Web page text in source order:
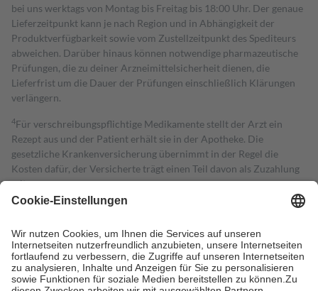
bei uns werktags von Montag bis Freitag bis 18:00 Uhr. Der genaue
Lieferzeitpunkt kann je nach Region und in Abhängigkeit der
Produktverfügbarkeit sowie vom Zustellzeitpunkt des Spediteurs
abweichen. Darüber hinaus können notwendige pharmazeutische
Prüfungen, die zu deiner Arzneimittelsicherheit dienen, die
Lieferfrist um die Dauer der Prüfungen einschließlich Klärungen
verlängern.
4Für verschreibungspflichtige Medikamente stellt der Arzt ein
Rezept aus und der Patient erhält sie in der Apotheke. Die
gesetzliche Krankenversicherung übernimmt in der Regel die
Kosten dafür, der Versicherte trägt einen Teil davon als Zuzahlung
mit.
Grundsätzlich leisten Mitglieder Zuzahlungen in Höhe von zehn
höchstens zehn Euro.
Es sind jedoch nie mehr als die tatsächlichen
Kosten der Leistung zu entrichten.
Diese Regeln gelten grundsätzlich auch für Online-Apotheken.
Bei Heilmitteln und häuslicher Krankenpflege beträgt die
Zuzahlung zehn Prozent der Kosten sowie zehn Euro je